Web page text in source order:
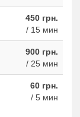
450 грн.
/ 15 мин
900 грн.
/ 25 мин
60 грн.
/ 5 мин